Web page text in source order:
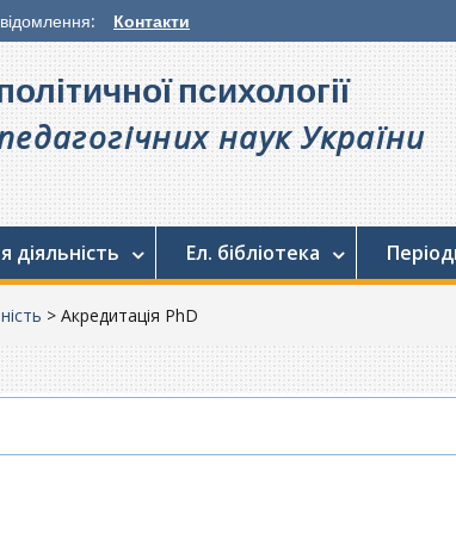
Контакти
психології
наук України
діяльність Ел. бібліотека
> Акредитація PhD